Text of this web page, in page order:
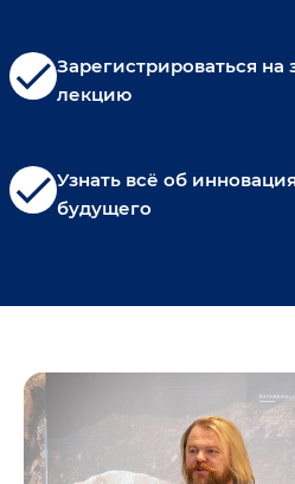
checkЗарегистрироваться
лекцию
checkУзнать всё об
будущего